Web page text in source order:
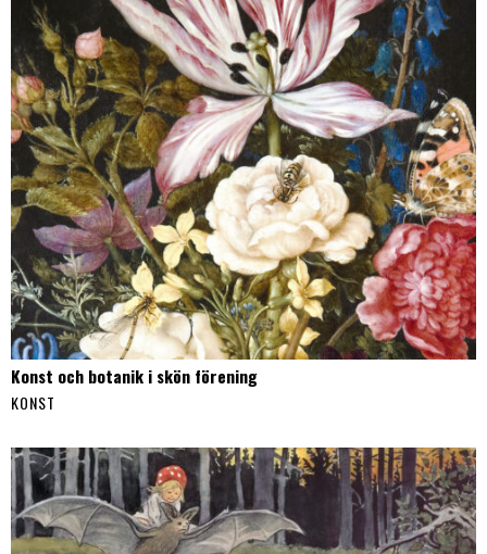
Konst och botanik i skön förening
KONST